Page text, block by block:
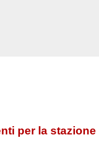
per la